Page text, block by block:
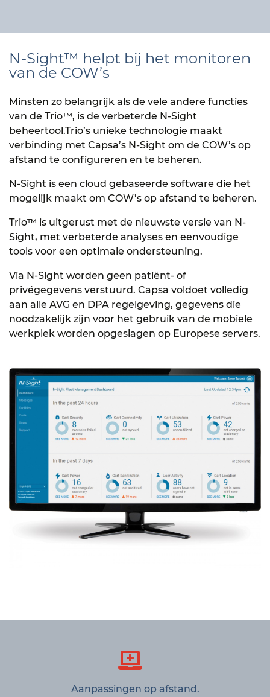
N-Sight™ helpt bij het monitoren
van de COW’s
Minsten zo belangrijk als de vele andere functies
van de Trio™, is de verbeterde N-Sight
beheertool.Trio’s unieke technologie maakt
verbinding met Capsa’s N-Sight om de COW’s op
afstand te configureren en te beheren.
N-Sight is een cloud gebaseerde software die het
mogelijk maakt om COW’s op afstand te beheren.
Trio™ is uitgerust met de nieuwste versie van N-
Sight, met verbeterde analyses en eenvoudige
tools voor een optimale ondersteuning.
Via N-Sight worden geen patiënt- of
privégegevens verstuurd. Capsa voldoet volledig
aan alle AVG en DPA regelgeving, gegevens die
noodzakelijk zijn voor het gebruik van de mobiele
werkplek worden opgeslagen op Europese servers.
Aanpassingen op afstand.